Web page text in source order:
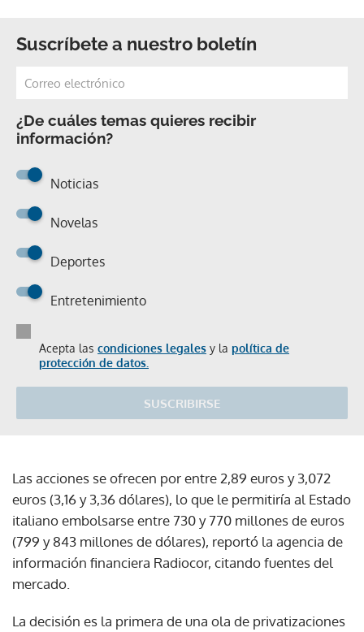
Suscríbete a nuestro boletín
¿De cuáles temas quieres recibir
información?
Noticias
Novelas
Deportes
Entretenimiento
Acepta las condiciones legales y la política de
protección de datos.
SUSCRIBIRSE
Las acciones se ofrecen por entre 2,89 euros y 3,072
euros (3,16 y 3,36 dólares), lo que le permitiría al Estado
italiano embolsarse entre 730 y 770 millones de euros
(799 y 843 millones de dólares), reportó la agencia de
información financiera Radiocor, citando fuentes del
mercado.
La decisión es la primera de una ola de privatizaciones